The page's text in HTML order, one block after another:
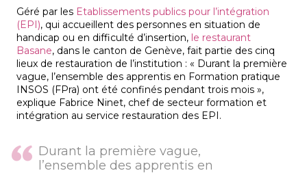
Géré par les Etablissements publics pour l’intégration
(EPI), qui accueillent des personnes en situation de
handicap ou en difficulté d’insertion, le restaurant
Basane, dans le canton de Genève, fait partie des cinq
lieux de restauration de l’institution : « Durant la première
vague, l’ensemble des apprentis en Formation pratique
INSOS (FPra) ont été confinés pendant trois mois »,
explique Fabrice Ninet, chef de secteur formation et
intégration au service restauration des EPI.
Durant la première vague,
l’ensemble des apprentis en